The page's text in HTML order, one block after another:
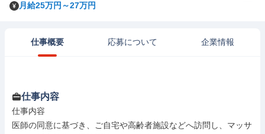
月給25万円～27万円
仕事概要 応募について 企業情報
仕事内容
仕事内容
医師の同意に基づき、ご自宅や高齢者施設などへ訪問し、マッサ